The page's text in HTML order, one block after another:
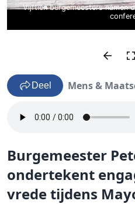
Vijftien burgemeesters namen
Deel Mens &
Burgemeester
ondertekent
vrede tijdens